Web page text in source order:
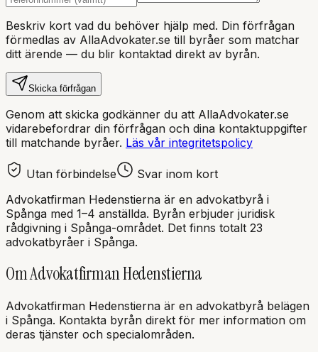
Beskriv kort vad du behöver hjälp med. Din förfrågan
förmedlas av AllaAdvokater.se till byråer som matchar
ditt ärende — du blir kontaktad direkt av byrån.
Skicka förfrågan
Genom att skicka godkänner du att AllaAdvokater.se
vidarebefordrar din förfrågan och dina kontaktuppgifter
till matchande byråer. Läs vår integritetspolicy
Utan förbindelse
Svar inom kort
Advokatfirman Hedenstierna är en advokatbyrå i
Spånga med 1–4 anställda. Byrån erbjuder juridisk
rådgivning i Spånga-området. Det finns totalt 23
advokatbyråer i Spånga.
OmAdvokatfirman Hedenstierna
Advokatfirman Hedenstierna är en advokatbyrå belägen
i Spånga. Kontakta byrån direkt för mer information om
deras tjänster och specialområden.